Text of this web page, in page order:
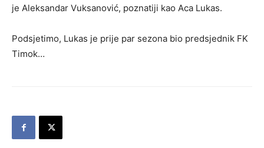
je Aleksandar Vuksanović, poznatiji kao Aca Lukas.
Podsjetimo, Lukas je prije par sezona bio predsjednik FK
Timok…